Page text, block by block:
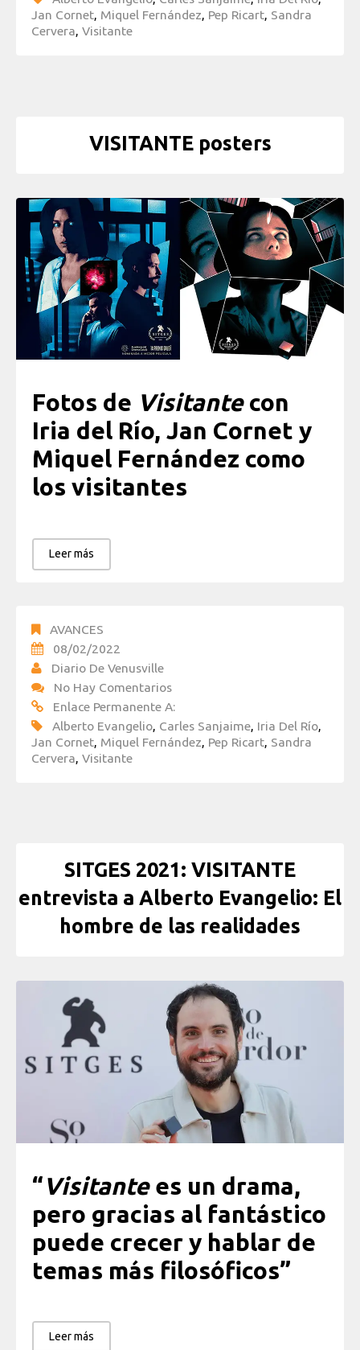
Jan Cornet, Miquel Fernández, Pep Ricart, Sandra
Cervera, Visitante
VISITANTE posters
Fotos de Visitantecon
Iria del Río, Jan Cornet y
Miquel Fernández como
los visitantes
Leer más
AVANCES
08/02/2022
Diario De Venusville
No Hay Comentarios
Enlace Permanente A:
Alberto Evangelio, Carles Sanjaime, Iria Del Río,
Jan Cornet, Miquel Fernández, Pep Ricart, Sandra
Cervera, Visitante
SITGES 2021: VISITANTE
entrevista a Alberto Evangelio: El
hombre de las realidades
“Visitantees un drama,
pero gracias al fantástico
puede crecer y hablar de
temas más filosóficos”
Leer más